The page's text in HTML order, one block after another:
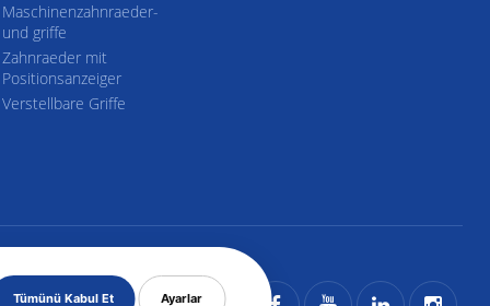
Tümünü Kabul Et Ayarlar
Maschinenzahnraeder-
und griffe
Zahnraeder mit
Positionsanzeiger
Verstellbare Griffe